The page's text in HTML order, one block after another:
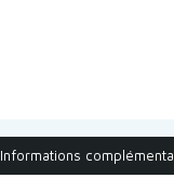
Informations